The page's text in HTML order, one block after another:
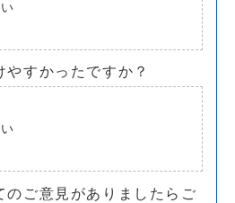
やすかったですか？
のご意見がありましたらご